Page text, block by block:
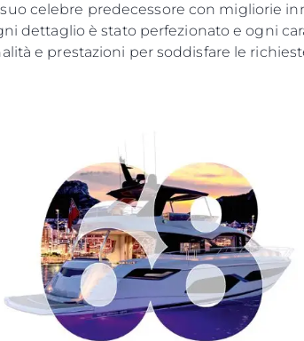
celebre predecessore con migliorie
dettaglio è stato perfezionato e ogni
e prestazioni per soddisfare le